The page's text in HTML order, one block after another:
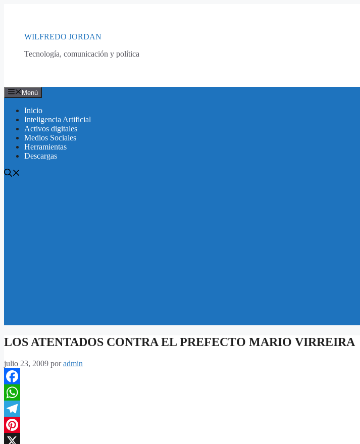
WILFREDO JORDAN
Tecnología, comunicación y política
Menú
Inicio
Inteligencia Artificial
Activos digitales
Medios Sociales
Herramientas
Descargas
LOS ATENTADOS CONTRA EL PREFECTO MARIO VIRREIRA
julio 23, 2009 poradmin
Facebook
WhatsApp
Telegram
Pinterest